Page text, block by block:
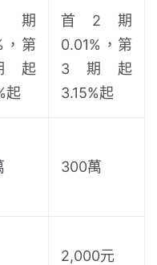
，第
起
起
首2期
0.01%，第
3期起
3.15%起
300萬
2,000元